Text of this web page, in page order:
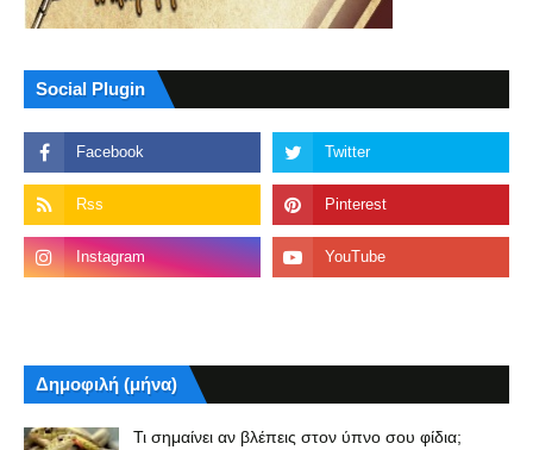
Social Plugin
Δημοφιλή (μήνα)
Τι σημαίνει αν βλέπεις στον ύπνο σου φίδια;